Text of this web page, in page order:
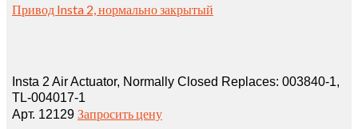
Привод Insta 2, нормально закрытый
Insta 2 Air Actuator, Normally Closed Replaces: 003840‑1,
TL‑004017‑1
Арт. 12129 Запросить цену